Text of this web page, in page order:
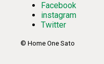
Facebook
instagram
Twitter
© Home One Sato